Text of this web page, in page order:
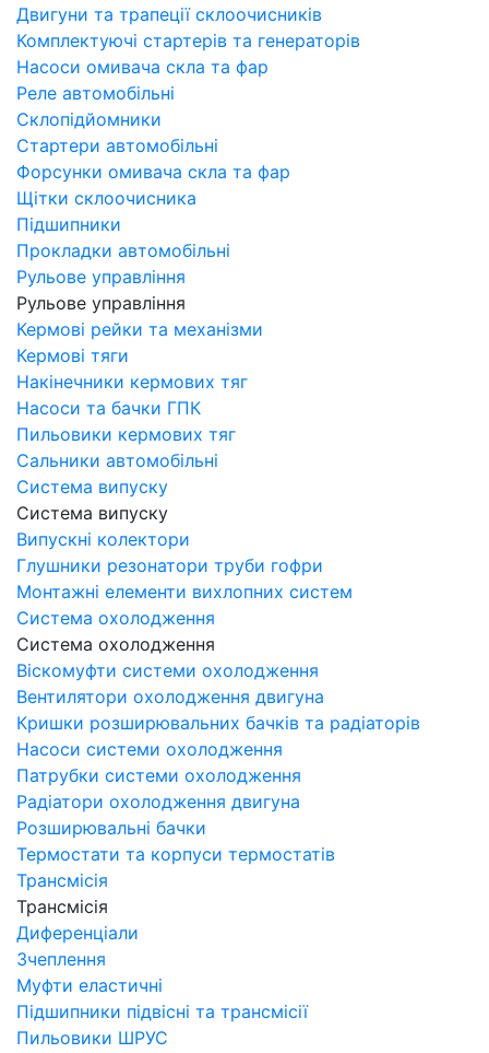
Двигуни та трапеції склоочисників
Комплектуючі стартерів та генераторів
Насоси омивача скла та фар
Реле автомобільні
Склопідйомники
Стартери автомобільні
Форсунки омивача скла та фар
Щітки склоочисника
Підшипники
Прокладки автомобільні
Рульове управління
Рульове управління
Кермові рейки та механізми
Кермові тяги
Накінечники кермових тяг
Насоси та бачки ГПК
Пильовики кермових тяг
Сальники автомобільні
Система випуску
Система випуску
Випускні колектори
Глушники резонатори труби гофри
Монтажні елементи вихлопних систем
Система охолодження
Система охолодження
Віскомуфти системи охолодження
Вентилятори охолодження двигуна
Кришки розширювальних бачків та радіаторів
Насоси системи охолодження
Патрубки системи охолодження
Радіатори охолодження двигуна
Розширювальні бачки
Термостати та корпуси термостатів
Трансмісія
Трансмісія
Диференціали
Зчеплення
Муфти еластичні
Підшипники підвісні та трансмісії
Пильовики ШРУС